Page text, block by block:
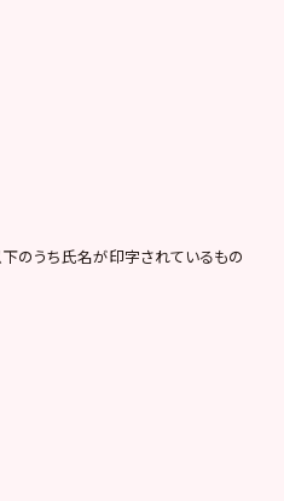
のうち氏名が印字されているもの